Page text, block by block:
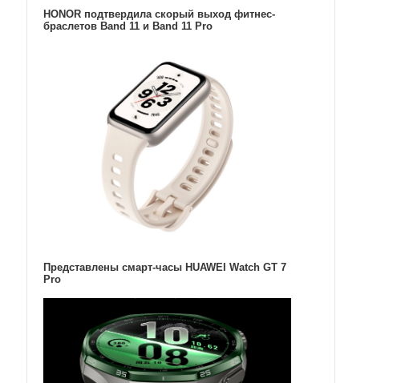
HONOR подтвердила скорый выход фитнес-
браслетов Band 11 и Band 11 Pro
Представлены смарт-часы HUAWEI Watch GT 7
Pro